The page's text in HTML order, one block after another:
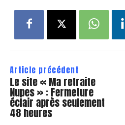
Article précédent
Le site « Ma retraite
Nupes » : Fermeture
éclair après seulement
48 heures